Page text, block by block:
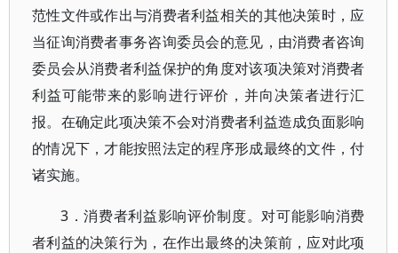
范性文件或作出与消费者利益相关的其他决策时，应
当征询消费者事务咨询委员会的意见，由消费者咨询
委员会从消费者利益保护的角度对该项决策对消费者
利益可能带来的影响进行评价，并向决策者进行汇
报。在确定此项决策不会对消费者利益造成负面影响
的情况下，才能按照法定的程序形成最终的文件，付
诸实施。
3．消费者利益影响评价制度。对可能影响消费
者利益的决策行为，在作出最终的决策前，应对此项